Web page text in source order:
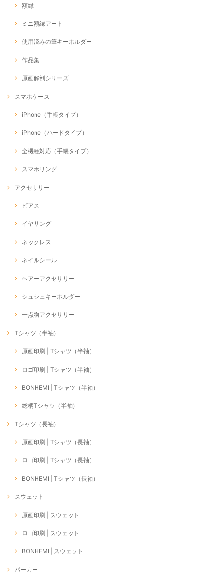
額縁
ミニ額縁アート
使用済みの筆キーホルダー
作品集
原画解剖シリーズ
スマホケース
iPhone（手帳タイプ）
iPhone（ハードタイプ）
全機種対応（手帳タイプ）
スマホリング
アクセサリー
ピアス
イヤリング
ネックレス
ネイルシール
ヘアーアクセサリー
シュシュキーホルダー
一点物アクセサリー
Tシャツ（半袖）
原画印刷 | Tシャツ（半袖）
ロゴ印刷 | Tシャツ（半袖）
BONHEMI | Tシャツ（半袖）
総柄Tシャツ（半袖）
Tシャツ（長袖）
原画印刷 | Tシャツ（長袖）
ロゴ印刷 | Tシャツ（長袖）
BONHEMI | Tシャツ（長袖）
スウェット
原画印刷 | スウェット
ロゴ印刷 | スウェット
BONHEMI | スウェット
パーカー